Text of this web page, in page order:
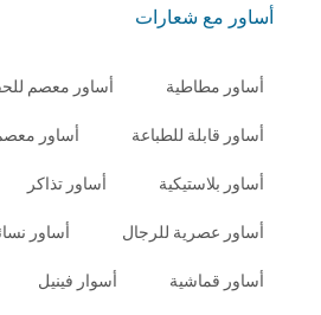
أساور مع شعارات
أساور مطاطية أساور معصم
أساور قابلة للطباعة أساور
أساور بلاستيكية أساور تذاكر
أساور عصرية للرجال أساور
أساور قماشية أسوار فينيل